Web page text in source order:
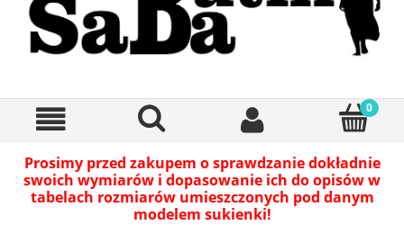
Prosimy przed zakupem o sprawdzanie dokładnie
swoich wymiarów i dopasowanie ich do opisów w
tabelach rozmiarów umieszczonych pod danym
modelem sukienki!